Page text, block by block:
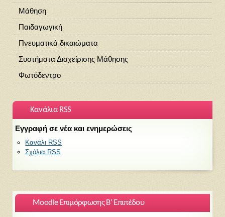
Μάθηση
Παιδαγωγική
Πνευματικά δικαιώματα
Συστήματα Διαχείρισης Μάθησης
Φωτόδεντρο
Κανάλια RSS
Εγγραφή σε νέα και ενημερώσεις
Κανάλι RSS
Σχόλια RSS
Moodle Επιμόρφωσης Β’ Επιπέδου